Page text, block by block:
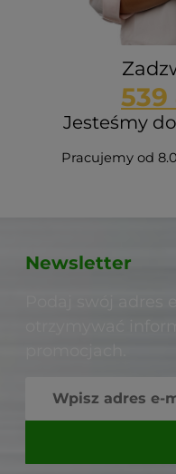
539
Jesteśmy
Pracujemy od
Newsletter